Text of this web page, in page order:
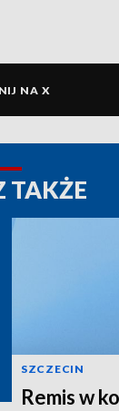
NA X
TAKŻE
SZCZECIN
Remis w